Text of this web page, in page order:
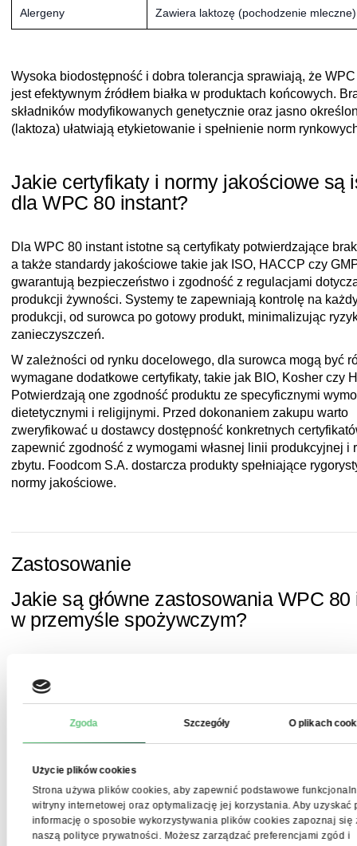
Zgoda Szczegóły O plikach
Użycie plików cookies
Strona używa plików cookies, aby zapewnić podstawowe
witryny internetowej oraz optymalizację jej korzystania. Aby uzyskać
informację o sposobie wykorzystywania plików cookies zapoznaj się
naszą polityce prywatności. Możesz zarządzać preferencjami zgód i
Alergeny Zawiera laktozę (pochodzenie mleczne)
Wysoka biodostępność i dobra tolerancja sprawiają, że
jest efektywnym źródłem białka w produktach końcowych.
składników modyfikowanych genetycznie oraz jasno
(laktoza) ułatwiają etykietowanie i spełnienie norm
Jakie certyfikaty i normy jakościowe są
dla WPC 80 instant?
Dla WPC 80 instant istotne są certyfikaty potwierdzające
a także standardy jakościowe takie jak ISO, HACCP czy
gwarantują bezpieczeństwo i zgodność z regulacjami
produkcji żywności. Systemy te zapewniają kontrolę na
produkcji, od surowca po gotowy produkt, minimalizując
zanieczyszczeń.
W zależności od rynku docelowego, dla surowca mogą być
wymagane dodatkowe certyfikaty, takie jak BIO, Kosher czy
Potwierdzają one zgodność produktu ze specyficznymi
dietetycznymi i religijnymi. Przed dokonaniem zakupu warto
zweryfikować u dostawcy dostępność konkretnych
zapewnić zgodność z wymogami własnej linii produkcyjnej i
zbytu. Foodcom S.A. dostarcza produkty spełniające
normy jakościowe.
Zastosowanie
Jakie są główne zastosowania WPC 80
w przemyśle spożywczym?
spożywczym, głównie w produkcji odżywek białkowych,
właściwości funkcjonalne pozwalają na wykorzystanie go
Suplementy diety i odżywki dla sportowców:
rozpuszczalność sprawia, że jest to idealny składnik
białkowych w proszku, które konsument końcowy łatwo
Zapewnia wysoką zawartość białka wspierającego